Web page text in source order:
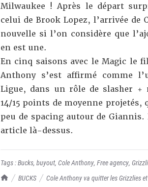
TrashTalk Actu NBA
BUCKS Cole Anthony va quitter les Grizzlies
Milwaukee ! Après le départ
celui de Brook Lopez, l’arrivée de
nouvelle si l’on considère que
en est une.
En cinq saisons avec le Magic le
Anthony s’est affirmé comme
Ligue, dans un rôle de slasher +
14/15 points de moyenne
peu de spacing autour de
article là-dessus.
Tags :Bucks, buyout, Cole Anthony, Free agency,